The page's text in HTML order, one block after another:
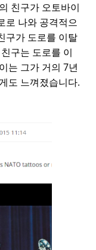
친구가 오토바이
로 나와 공격적으
구가 도로를 이탈
구는 도로를 이
는 그가 거의 7년
도 느껴졌습니다.